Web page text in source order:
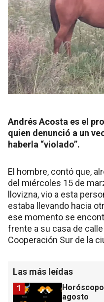
Andrés Acosta es el
quien denunció a un
haberla “violado”.
El hombre, contó que,
del miércoles 15 de
llovizna, vio a esta
estaba llevando hacia
ese momento se
frente a su casa de
Cooperación Sur de la
Las más leídas
agosto
1